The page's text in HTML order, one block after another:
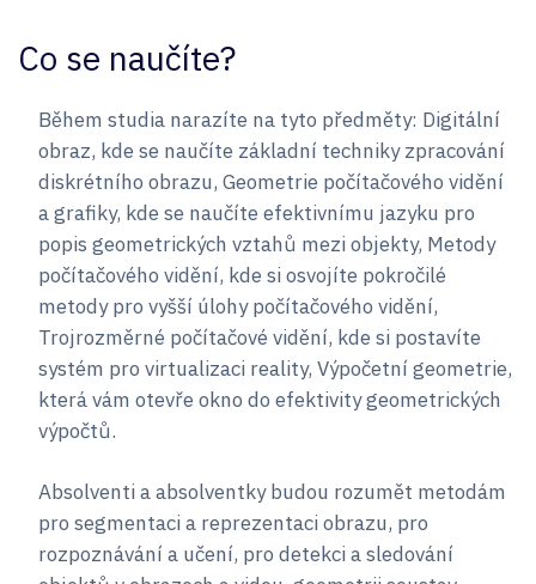
Co se naučíte?
Během studia narazíte na tyto předměty: Digitální
obraz, kde se naučíte základní techniky zpracování
diskrétního obrazu, Geometrie počítačového vidění
a grafiky, kde se naučíte efektivnímu jazyku pro
popis geometrických vztahů mezi objekty, Metody
počítačového vidění, kde si osvojíte pokročilé
metody pro vyšší úlohy počítačového vidění,
Trojrozměrné počítačové vidění, kde si postavíte
systém pro virtualizaci reality, Výpočetní geometrie,
která vám otevře okno do efektivity geometrických
výpočtů.
Absolventi a absolventky budou rozumět metodám
pro segmentaci a reprezentaci obrazu, pro
rozpoznávání a učení, pro detekci a sledování